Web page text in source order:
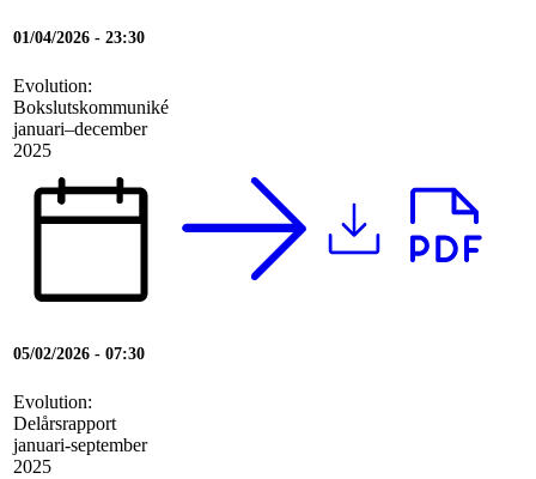
01/04/2026 - 23:30
Evolution:
Bokslutskommuniké
januari–december
2025
05/02/2026 - 07:30
Evolution:
Delårsrapport
januari-september
2025